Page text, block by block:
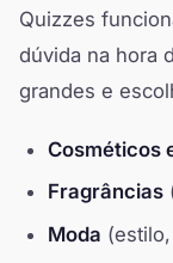
Quizzes
dúvida na hora
grandes e
Cosméticos
Fragrâncias
Moda